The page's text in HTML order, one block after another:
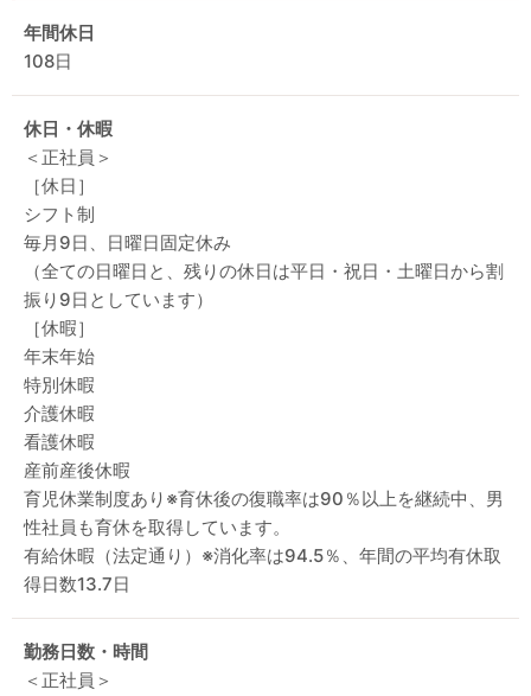
年間休日
108日
休日・休暇
＜正社員＞
［休日］
シフト制
毎月9日、日曜日固定休み
（全ての日曜日と、残りの休日は平日・祝日・土曜日から割
振り9日としています）
［休暇］
年末年始
特別休暇
介護休暇
看護休暇
産前産後休暇
育児休業制度あり※育休後の復職率は90％以上を継続中、男
性社員も育休を取得しています。
有給休暇（法定通り）※消化率は94.5％、年間の平均有休取
得日数13.7日
勤務日数・時間
＜正社員＞